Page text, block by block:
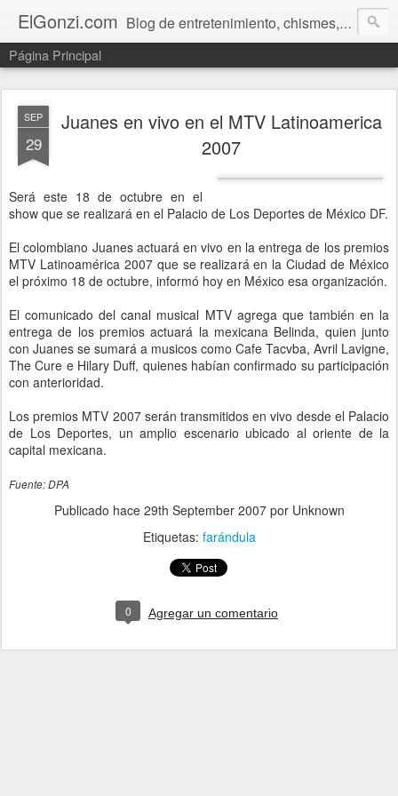
ElGonzi.com Blog de entretenimiento, chismes, humor, farándula, curiosidades, ovnis, noticias calientes, fotos, videos, paranormal y ¡más!
Página Principal
SEP
29
Juanes en vivo en el MTV Latinoamerica
2007
Será este 18 de octubre en el
show que se realizará en el Palacio de Los Deportes de México DF.
El colombiano Juanes actuará en vivo en la entrega de los premios
MTV Latinoamérica 2007 que se realizará en la Ciudad de México
el próximo 18 de octubre, informó hoy en México esa organización.
El comunicado del canal musical MTV agrega que también en la
entrega de los premios actuará la mexicana Belinda, quien junto
con Juanes se sumará a musicos como Cafe Tacvba, Avril Lavigne,
The Cure e Hilary Duff, quienes habían confirmado su participación
con anterioridad.
Los premios MTV 2007 serán transmitidos en vivo desde el Palacio
de Los Deportes, un amplio escenario ubicado al oriente de la
capital mexicana.
Fuente: DPA
Publicado hace 29th September 2007por Unknown
Etiquetas: farándula
0 Agregar un comentario